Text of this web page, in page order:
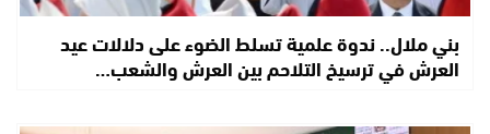
بني ملال.. ندوة علمية تسلط الضوء على دلالات عيد
العرش في ترسيخ التلاحم بين العرش والشعب…